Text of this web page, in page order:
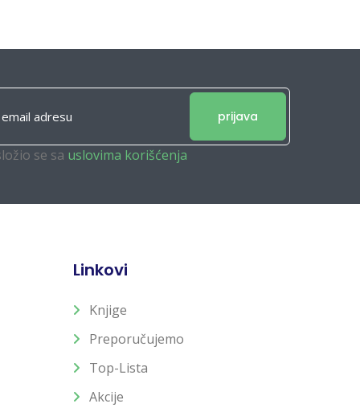
prijava
se sa uslovima korišćenja
Linkovi
Knjige
Preporučujemo
Top-Lista
Akcije